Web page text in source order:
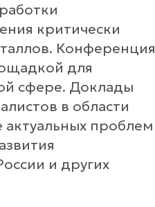
критически
Конференция
для
сфере. Доклады
в области
проблем
и других